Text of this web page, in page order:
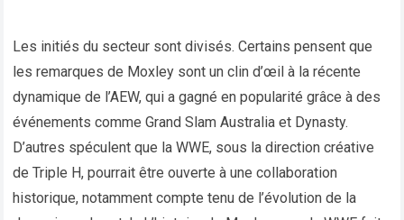
Les initiés du secteur sont divisés. Certains pensent que
les remarques de Moxley sont un clin d’œil à la récente
dynamique de l’AEW, qui a gagné en popularité grâce à des
événements comme Grand Slam Australia et Dynasty.
D’autres spéculent que la WWE, sous la direction créative
de Triple H, pourrait être ouverte à une collaboration
historique, notamment compte tenu de l’évolution de la